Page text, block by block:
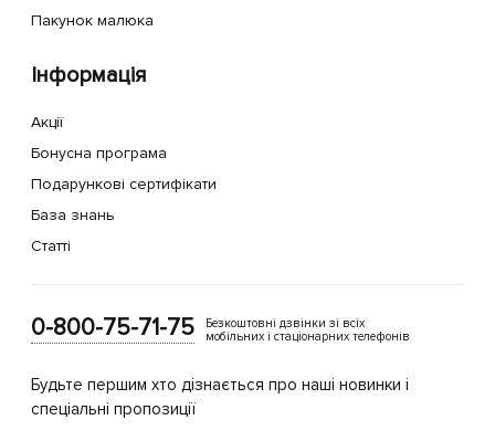
Пакунок малюка
Інформація
Акції
Бонусна програма
Подарункові сертифікати
База знань
Статті
0-800-75-71-75
Безкоштовні дзвінки зі всіх
мобільних і стаціонарних телефонів
Будьте першим хто дізнається про наші новинки і
спеціальні пропозиції